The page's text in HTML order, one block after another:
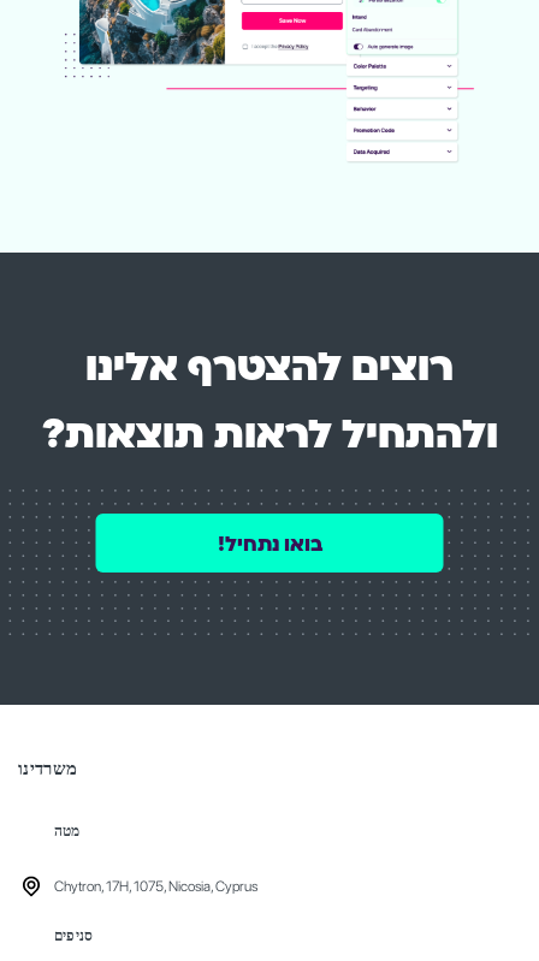
רוצים להצטרף אלינו
ולהתחיל לראות תוצאות?
בואו נתחיל!
משרדינו
מטה
Chytron, 17H, 1075, Nicosia, Cyprus
סניפים